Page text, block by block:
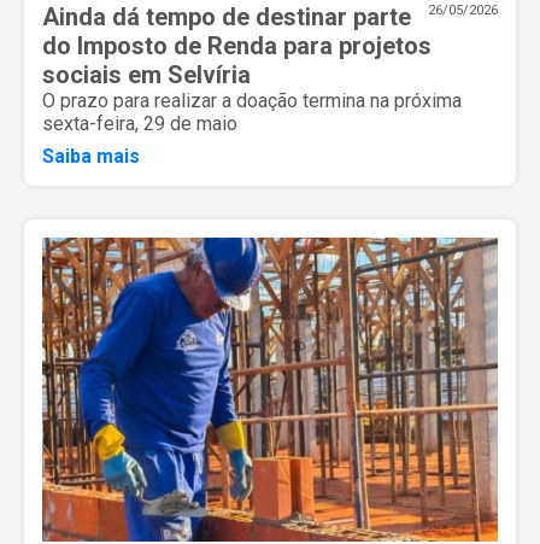
26/05/2026
Ainda dá tempo de destinar parte
do Imposto de Renda para projetos
sociais em Selvíria
O prazo para realizar a doação termina na próxima
sexta-feira, 29 de maio
Saiba mais